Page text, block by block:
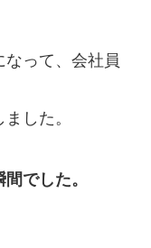
なって、会社員
した。
でした。